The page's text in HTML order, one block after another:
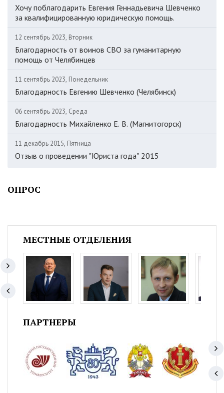
Хочу поблагодарить Евгения Геннадьевича Шевченко
за квалифицированную юридическую помощь.
12 сентябрь 2023, Вторник
Благодарность от воинов СВО за гуманитарную
помощь от Челябинцев
11 сентябрь 2023, Понедельник
Благодарность Евгению Шевченко (Челябинск)
06 сентябрь 2023, Среда
Благодарность Михайленко Е. В. (Магнитогорск)
11 декабрь 2015, Пятница
Отзыв о проведении "Юриста года" 2015
ОПРОС
МЕСТНЫЕ ОТДЕЛЕНИЯ
ПАРТНЕРЫ